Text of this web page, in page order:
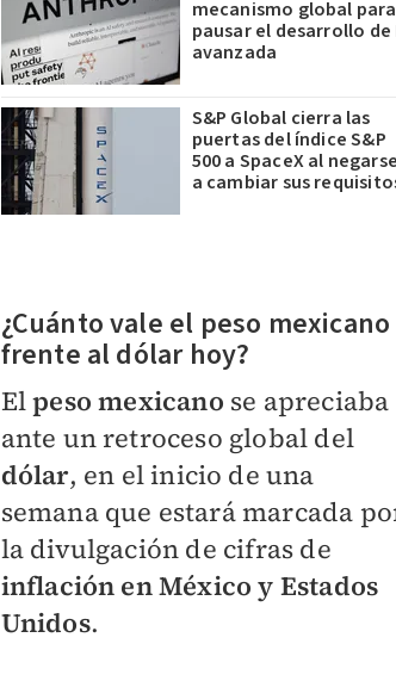
mecanismo global para
pausar el desarrollo de
avanzada
S&P Global cierra las
puertas del índice S&P
500 a SpaceX al negarse
a cambiar sus
¿Cuánto vale el peso mexicano
frente al dólar hoy?
Elpeso mexicano se apreciaba
ante un retroceso global del
dólar, en el inicio de una
semana que estará marcada
la divulgación de cifras de
inflación en México y Estados
Unidos.